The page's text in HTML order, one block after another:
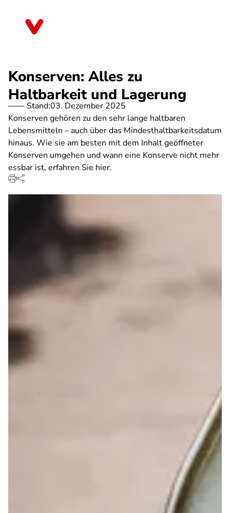
Konserven: Alles zu
Haltbarkeit und Lagerung
Stand:03. Dezember 2025
Konserven gehören zu den sehr lange haltbaren
Lebensmitteln – auch über das Mindesthaltbarkeitsdatum
hinaus. Wie sie am besten mit dem Inhalt geöffneter
Konserven umgehen und wann eine Konserve nicht mehr
essbar ist, erfahren Sie hier.